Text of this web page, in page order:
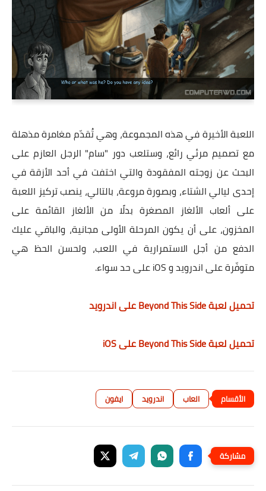
اللعبة الأخيرة في هذه المجموعة، وهي تُقدّم مغامرة مذهلة
مع تصميم مرئي رائع، وستلعب دور "سام" الرجل العازم على
البحث عن زوجته المفقودة والتي اختفت في أحد الأزقة في
إحدى ليالي الشتاء، وبصورة مروعة، بالتالي، ينصب تركيز اللعبة
على ألعاب الألغاز المصغرة بدلًا من الألغاز القائمة على
المخزون، على أن يكون المرحلة الأولى مجانية، والباقي عليك
الدفع من أجل الاستمرارية في اللعب، ولحسن الحظ هي
متوفّرة على اندرويد و iOS على حد سواء.
تحميل لعبة Beyond This Side على اندرويد
تحميل لعبة Beyond This Side على iOS
العاب اندرويد ايفون